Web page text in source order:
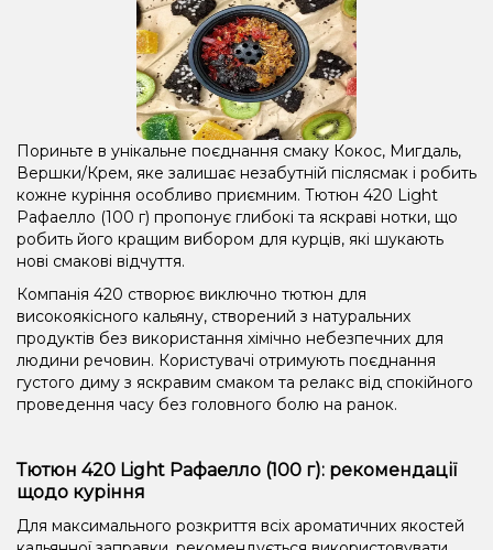
Пориньте в унікальне поєднання смаку Кокос, Мигдаль,
Вершки/Крем, яке залишає незабутній післясмак і робить
кожне куріння особливо приємним. Тютюн 420 Light
Рафаелло (100 г) пропонує глибокі та яскраві нотки, що
робить його кращим вибором для курців, які шукають
нові смакові відчуття.
Компанія 420 створює виключно тютюн для
високоякісного кальяну, створений з натуральних
продуктів без використання хімічно небезпечних для
людини речовин. Користувачі отримують поєднання
густого диму з яскравим смаком та релакс від спокійного
проведення часу без головного болю на ранок.
Тютюн 420 Light Рафаелло (100 г): рекомендації
щодо куріння
Для максимального розкриття всіх ароматичних якостей